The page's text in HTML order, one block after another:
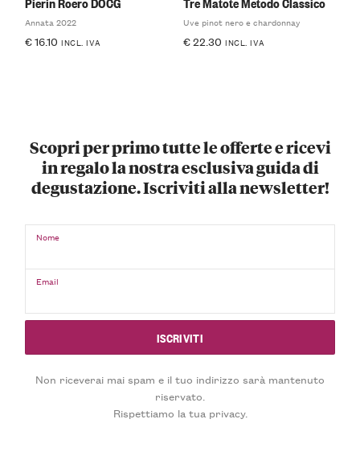
Annata 2022
€16.10 INCL. IVA
Uve pinot nero e chardonnay
€22.30 INCL. IVA
Scopri per primo tutte le offerte e ricevi
in regalo la nostra esclusiva guida di
degustazione. Iscriviti alla newsletter!
Nome
Email
Non riceverai mai spam e il tuo indirizzo sarà mantenuto
riservato.
Rispettiamo la tua privacy.